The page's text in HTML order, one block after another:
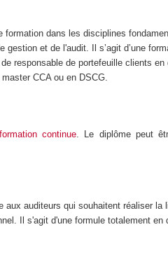
formation dans les disciplines
et de l'audit. Il s’agit d’une
responsable de portefeuille clients en
CCA ou en DSCG.
formation continue . Le diplôme peut
aux auditeurs qui souhaitent réaliser la
Il s'agit d'une formule totalement en